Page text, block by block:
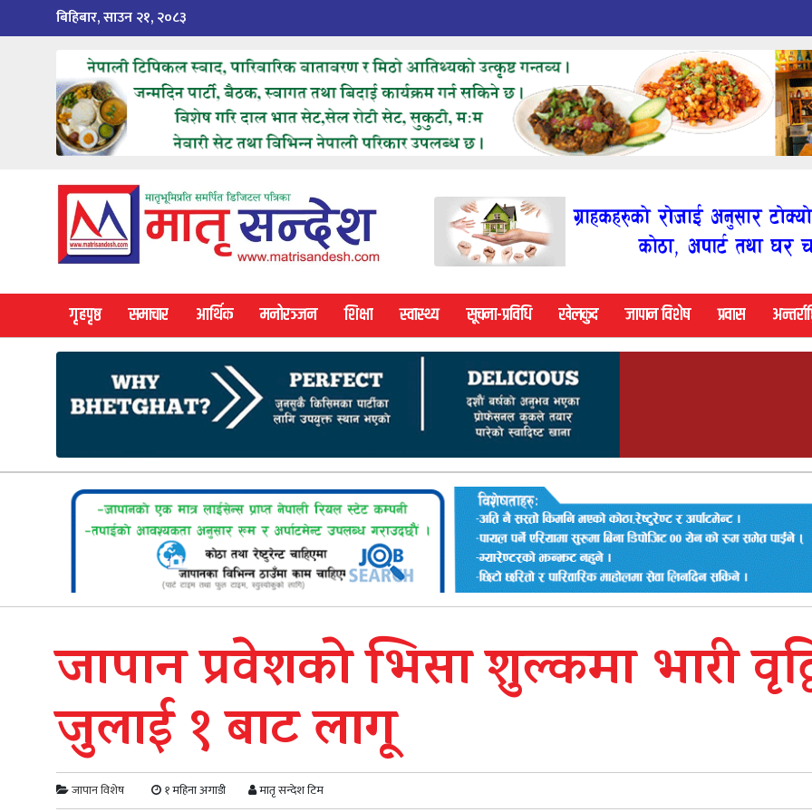
to
बिहिबार, साउन २१, २०८३
गृहपृष्ठ समाचार आर्थिक मनोरञ्जन शिक्षा स्वास्थ्य सूचना-प्रविधि खेलकुद जापान विशेष प्रवास
जापान प्रवेशको भिसा शुल्कमा भारी
जुलाई १ बाट लागू
जापान विशेष १ महिना अगाडी मातृ सन्देश टिम